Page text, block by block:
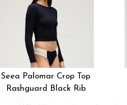
Seea Palomar Crop Top
Rashguard Black Rib